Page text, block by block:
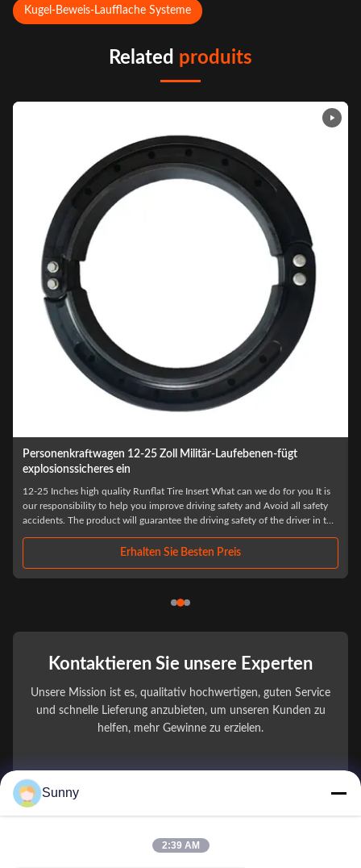
Kugel-Beweis-Laufflache Systeme
Related produits
Personenkraftwagen 12-25 Zoll Militär-Laufebenen-fügt
explosionssicheres ein
12-25 Inches high quality Runflat Tire Insert What can we do for you It is
our responsibility to help you improve driving safety and Avoid all safety
accidents. The product will guarantee the driving safety of the driver in the
Erhalten Sie Besten Preis
Kontaktieren Sie unsere Experten
Unsere Mission ist es, qualitativ hochwertigen, guten Service
und schnelle Lieferung anzubieten, um unseren Kunden zu
helfen, mehr Gewinne zu erzielen.
Telefonnummer
Sunny
2:39 AM